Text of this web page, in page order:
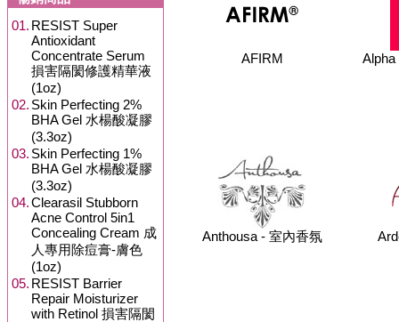
01. RESIST Super
Antioxidant
Concentrate Serum
損害隔閡修護精華液
(1oz)
02. Skin Perfecting 2%
BHA Gel 水楊酸凝膠
(3.3oz)
03. Skin Perfecting 1%
BHA Gel 水楊酸凝膠
(3.3oz)
04.Clearasil Stubborn
Acne Control 5in1
Concealing Cream 成
人專用除痘膏-膚色
(1oz)
05. RESIST Barrier
Repair Moisturizer
with Retinol 損害隔閡
AFIRM
Anthousa - 室內香氛